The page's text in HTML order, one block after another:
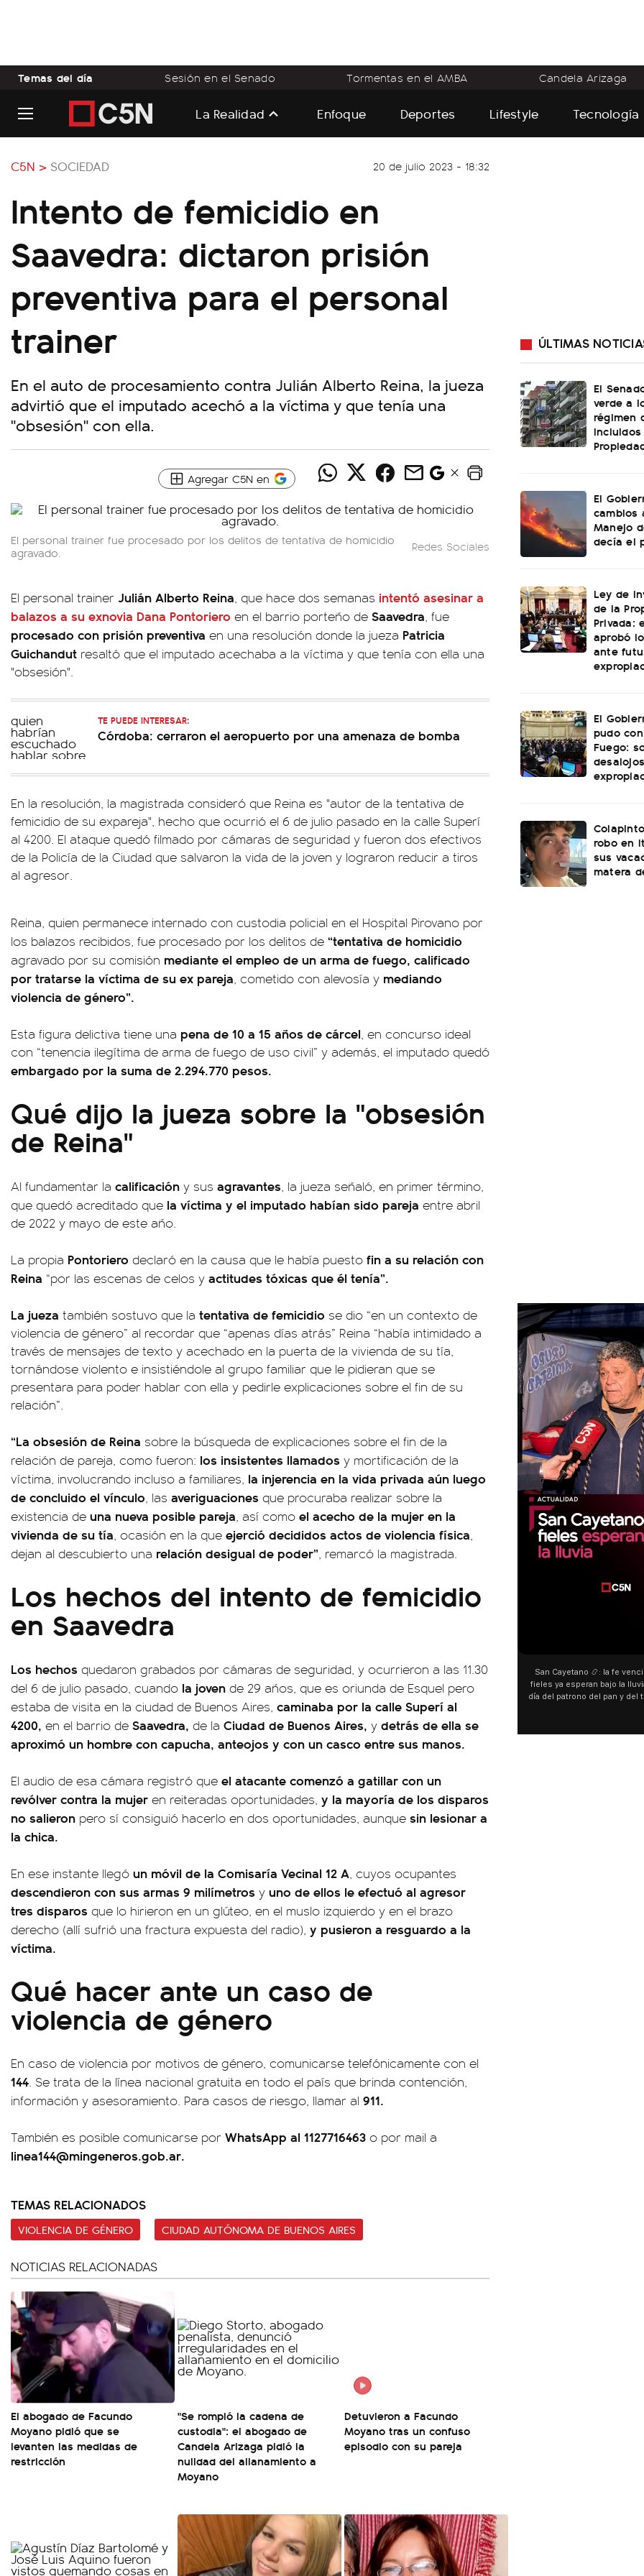
Temas del día Sesión en el Senado Tormentas en el AMBA Candela Arizaga
La Realidad Enfoque Deportes Lifestyle Tecnología
C5N > SOCIEDAD 20 de julio 2023 - 18:32
Intento de femicidio en
Saavedra: dictaron prisión
preventiva para el personal
trainer
En el auto de procesamiento contra Julián Alberto Reina, la jueza
advirtió que el imputado acechó a la víctima y que tenía una
"obsesión" con ella.
Agregar C5N en
El personal trainer fue procesado por los delitos de tentativa de homicidio
agravado.
Redes Sociales
El personal trainer Julián Alberto Reina, que hace dos semanas intentó asesinar a
balazos a su exnovia Dana Pontoriero en el barrio porteño de Saavedra, fue
procesado con prisión preventiva en una resolución donde la jueza Patricia
Guichandut resaltó que el imputado acechaba a la víctima y que tenía con ella una
"obsesión".
TE PUEDE INTERESAR:
Córdoba: cerraron el aeropuerto por una amenaza de bomba
En la resolución, la magistrada consideró que Reina es "autor de la tentativa de
femicidio de su expareja", hecho que ocurrió el 6 de julio pasado en la calle Superí
al 4200. El ataque quedó filmado por cámaras de seguridad y fueron dos efectivos
de la Policía de la Ciudad que salvaron la vida de la joven y lograron reducir a tiros
al agresor.
Reina, quien permanece internado con custodia policial en el Hospital Pirovano por
los balazos recibidos, fue procesado por los delitos de “tentativa de homicidio
agravado por su comisión mediante el empleo de un arma de fuego, calificado
por tratarse la víctima de su ex pareja, cometido con alevosía y mediando
violencia de género”.
Esta figura delictiva tiene una pena de 10 a 15 años de cárcel, en concurso ideal
con “tenencia ilegítima de arma de fuego de uso civil” y además, el imputado quedó
embargado por la suma de 2.294.770 pesos.
Qué dijo la jueza sobre la "obsesión
de Reina"
Al fundamentar la calificación y sus agravantes, la jueza señaló, en primer término,
que quedó acreditado que la víctima y el imputado habían sido pareja entre abril
de 2022 y mayo de este año.
La propia Pontoriero declaró en la causa que le había puesto fin a su relación con
Reina “por las escenas de celos y actitudes tóxicas que él tenía”.
La jueza también sostuvo que la tentativa de femicidio se dio “en un contexto de
violencia de género” al recordar que “apenas días atrás” Reina “había intimidado a
través de mensajes de texto y acechado en la puerta de la vivienda de su tía,
tornándose violento e insistiéndole al grupo familiar que le pidieran que se
presentara para poder hablar con ella y pedirle explicaciones sobre el fin de su
relación”.
“La obsesión de Reina sobre la búsqueda de explicaciones sobre el fin de la
relación de pareja, como fueron: los insistentes llamados y mortificación de la
víctima, involucrando incluso a familiares, la injerencia en la vida privada aún luego
de concluido el vínculo, las averiguaciones que procuraba realizar sobre la
existencia de una nueva posible pareja, así como el acecho de la mujer en la
vivienda de su tía, ocasión en la que ejerció decididos actos de violencia física,
dejan al descubierto una relación desigual de poder”, remarcó la magistrada.
Los hechos del intento de femicidio
en Saavedra
Los hechos quedaron grabados por cámaras de seguridad, y ocurrieron a las 11.30
del 6 de julio pasado, cuando la joven de 29 años, que es oriunda de Esquel pero
estaba de visita en la ciudad de Buenos Aires, caminaba por la calle Superí al
4200, en el barrio de Saavedra, de la Ciudad de Buenos Aires, y detrás de ella se
aproximó un hombre con capucha, anteojos y con un casco entre sus manos.
El audio de esa cámara registró que el atacante comenzó a gatillar con un
revólver contra la mujer en reiteradas oportunidades, y la mayoría de los disparos
no salieron pero sí consiguió hacerlo en dos oportunidades, aunque sin lesionar a
la chica.
En ese instante llegó un móvil de la Comisaría Vecinal 12 A, cuyos ocupantes
descendieron con sus armas 9 milímetros y uno de ellos le efectuó al agresor
tres disparos que lo hirieron en un glúteo, en el muslo izquierdo y en el brazo
derecho (allí sufrió una fractura expuesta del radio), y pusieron a resguardo a la
víctima.
Qué hacer ante un caso de
violencia de género
En caso de violencia por motivos de género, comunicarse telefónicamente con el
144. Se trata de la línea nacional gratuita en todo el país que brinda contención,
información y asesoramiento. Para casos de riesgo, llamar al 911.
También es posible comunicarse por WhatsApp al 1127716463 o por mail a
linea144@mingeneros.gob.ar.
TEMAS RELACIONADOS
VIOLENCIA DE GÉNERO CIUDAD AUTÓNOMA DE BUENOS AIRES
NOTICIAS RELACIONADAS
El abogado de Facundo
Moyano pidió que se
levanten las medidas de
restricción
"Se rompió la cadena de
custodia": el abogado de
Candela Arizaga pidió la
nulidad del allanamiento a
Moyano
Detuvieron a Facundo
Moyano tras un confuso
episodio con su pareja
ÚLTIMAS
El
verde a
régimen
El
cambios
Manejo
decía el
Ley de
de la
Privada:
aprobó
ante
El
pudo
Fuego:
robo en
sus
matera
San Cayetano 📿: la fe
fieles ya esperan bajo la
día del patrono del pan y del
y pedir. 🎙️